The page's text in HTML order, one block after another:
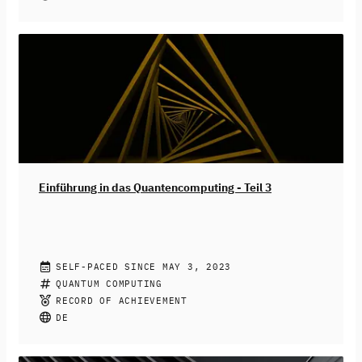
Quantennetzwerke funktionieren kann. Die zentralen
Konzepte eines Quantennetzwerks sind die
Verschränkung und die Teleportation. Um Teleportation
im Großen einsetzen zu können, werden sogenannte
Repeater benötigt. Hiermit eng verbunden ist die
Quantenfehlerkorrektur als notwendige Voraussetzung
für eine möglichst fehlerfreie Übertragung von Qubits.
Freuen Sie sich auf neuartige Anwendungen, die über
Einführung in das Quantencomputing - Teil 3
PROF. DR. BETTINA JUST
Mit diesem Kurs taucht Dozentin Prof. Dr. Bettina Just
von der Technischen Hochschule Mittelhessen ein
vorerst letztes Mal mit Ihnen in die Grundlagen des
SELF-PACED SINCE MAY 3, 2023
QUANTUM COMPUTING
RECORD OF ACHIEVEMENT
DE